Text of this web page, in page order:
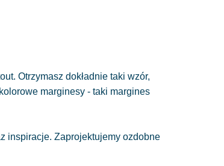
Otrzymasz dokładnie taki wzór,
marginesy - taki margines
inspiracje. Zaprojektujemy ozdobne